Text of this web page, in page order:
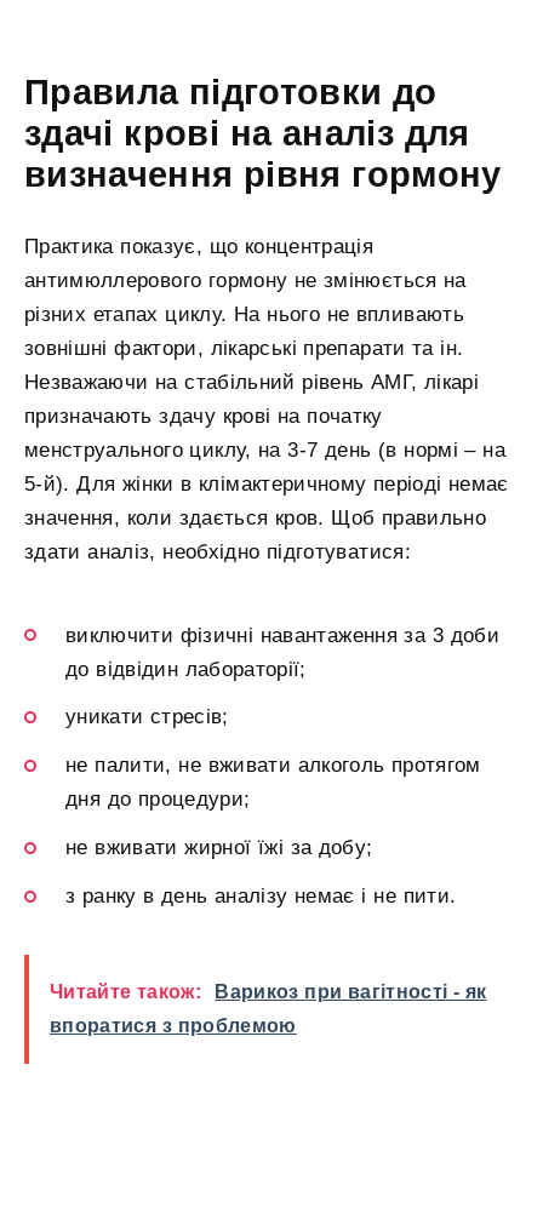
Правила підготовки до
здачі крові на аналіз для
визначення рівня гормону
Практика показує, що концентрація
антимюллерового гормону не змінюється на
різних етапах циклу. На нього не впливають
зовнішні фактори, лікарські препарати та ін.
Незважаючи на стабільний рівень АМГ, лікарі
призначають здачу крові на початку
менструального циклу, на 3-7 день (в нормі – на
5-й). Для жінки в клімактеричному періоді немає
значення, коли здається кров. Щоб правильно
здати аналіз, необхідно підготуватися:
виключити фізичні навантаження за 3 доби
до відвідин лабораторії;
уникати стресів;
не палити, не вживати алкоголь протягом
дня до процедури;
не вживати жирної їжі за добу;
з ранку в день аналізу немає і не пити.
Читайте також:
Варикоз при вагітності - як
впоратися з проблемою